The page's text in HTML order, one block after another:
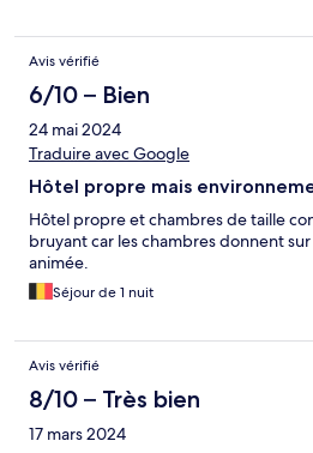
Avis vérifié
6/10 – Bien
24 mai 2024
Traduire avec Google
Hôtel propre mais
Hôtel propre et chambres de taille
bruyant car les chambres donnent
animée.
Séjour de 1 nuit
Avis vérifié
8/10 – Très bien
17 mars 2024